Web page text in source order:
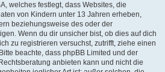
welches festlegt, dass Websites, die
von Kindern unter 13 Jahren erheben,
beziehungsweise des oder der
Wenn du dir unsicher bist, ob dies auf dich
zu registrieren versuchst, zutrifft, ziehe einen
beachte, dass phpBB Limited und der
anbieten kann und nicht die